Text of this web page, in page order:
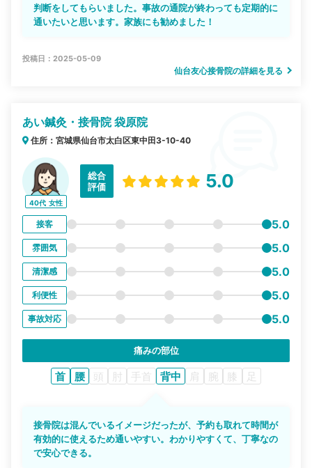
判断をしてもらいました。事故の通院が終わっても定期的に
通いたいと思います。家族にも勧めました！
投稿日：2025-05-09
仙台友心接骨院の詳細を見る
あい鍼灸・接骨院 袋原院
住所：宮城県仙台市太白区東中田3-10-40
40代 女性
総合
評価
5.0
接客 5.0
雰囲気 5.0
清潔感 5.0
利便性 5.0
事故対応 5.0
痛みの部位
首 腰 頭 肘 手首 背中 肩 腕 膝 足
接骨院は混んでいるイメージだったが、予約も取れて時間が
有効的に使えるため通いやすい。わかりやすくて、丁寧なの
で安心できる。